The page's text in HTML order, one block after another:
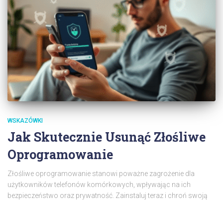
WSKAZÓWKI
Jak Skutecznie Usunąć Złośliwe
Oprogramowanie
Złośliwe oprogramowanie stanowi poważne zagrożenie dla
użytkowników telefonów komórkowych, wpływając na ich
bezpieczeństwo oraz prywatność. Zainstaluj teraz i chroń swoją